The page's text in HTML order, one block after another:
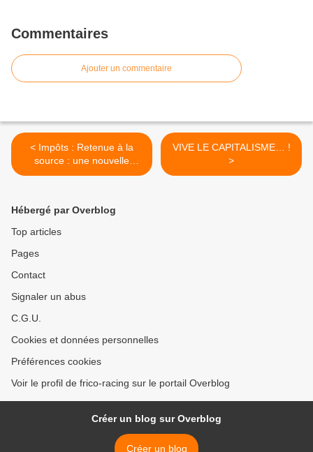
Commentaires
Ajouter un commentaire
< Impôts : Retenue à la
source : une nouvelle
imposture !
VIVE LE CAPITALISME… !
>
Hébergé par Overblog
Top articles
Pages
Contact
Signaler un abus
C.G.U.
Cookies et données personnelles
Préférences cookies
Voir le profil de frico-racing sur le portail Overblog
Créer un blog sur Overblog
Créer un blog